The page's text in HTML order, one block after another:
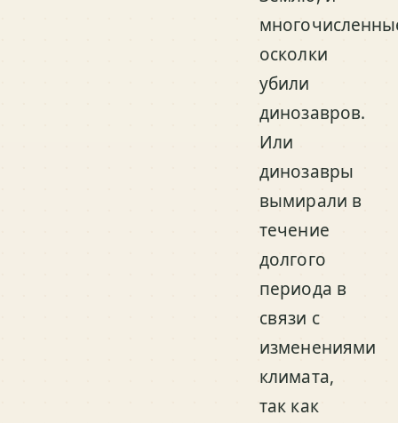
осколки
убили
динозавров.
Или
динозавры
вымирали в
течение
долгого
периода в
связи с
изменениями
климата,
так как